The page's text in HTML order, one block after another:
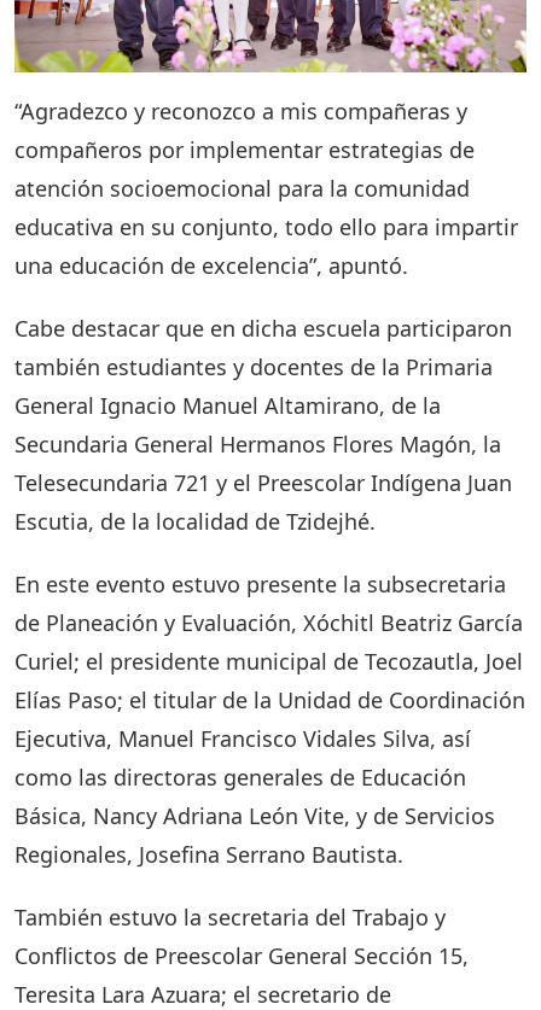
“Agradezco y reconozco a mis compañeras y
compañeros por implementar estrategias de
atención socioemocional para la comunidad
educativa en su conjunto, todo ello para impartir
una educación de excelencia”, apuntó.
Cabe destacar que en dicha escuela participaron
también estudiantes y docentes de la Primaria
General Ignacio Manuel Altamirano, de la
Secundaria General Hermanos Flores Magón, la
Telesecundaria 721 y el Preescolar Indígena Juan
Escutia, de la localidad de Tzidejhé.
En este evento estuvo presente la subsecretaria
de Planeación y Evaluación, Xóchitl Beatriz García
Curiel; el presidente municipal de Tecozautla, Joel
Elías Paso; el titular de la Unidad de Coordinación
Ejecutiva, Manuel Francisco Vidales Silva, así
como las directoras generales de Educación
Básica, Nancy Adriana León Vite, y de Servicios
Regionales, Josefina Serrano Bautista.
También estuvo la secretaria del Trabajo y
Conflictos de Preescolar General Sección 15,
Teresita Lara Azuara; el secretario de